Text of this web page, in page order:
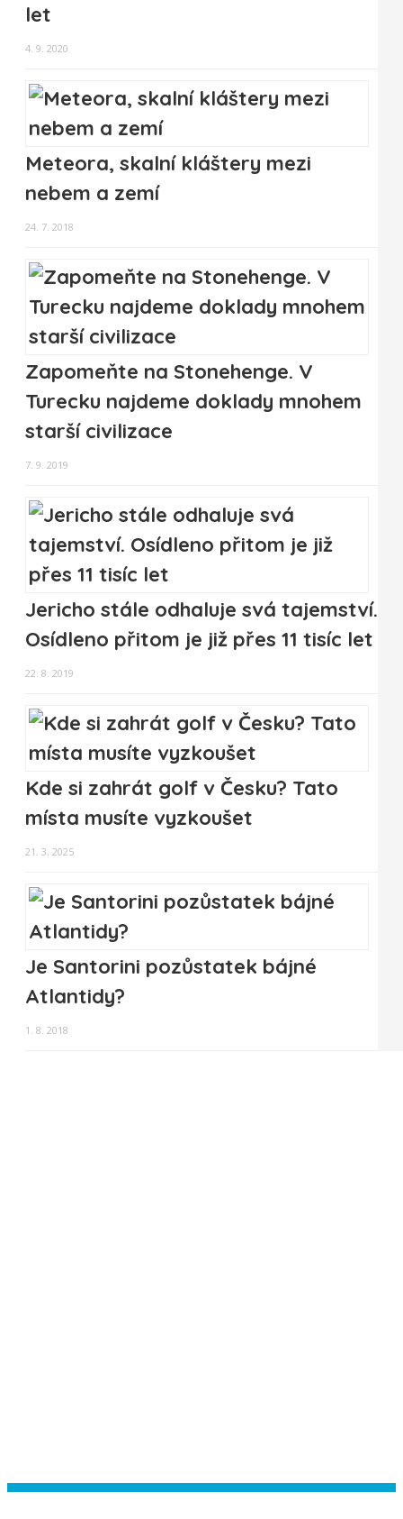
let
4. 9. 2020
Meteora, skalní kláštery mezi
nebem a zemí
24. 7. 2018
Zapomeňte na Stonehenge. V
Turecku najdeme doklady mnohem
starší civilizace
7. 9. 2019
Jericho stále odhaluje svá tajemství.
Osídleno přitom je již přes 11 tisíc let
22. 8. 2019
Kde si zahrát golf v Česku? Tato
místa musíte vyzkoušet
21. 3. 2025
Je Santorini pozůstatek bájné
Atlantidy?
1. 8. 2018